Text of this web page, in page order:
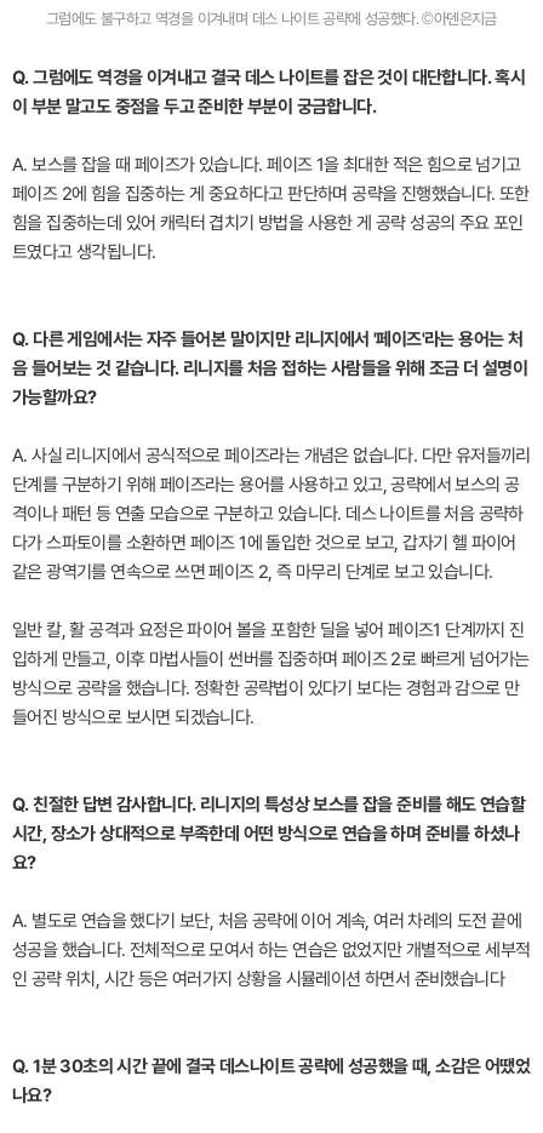
그럼에도 불구하고 역경을 이겨내며 데스 나이트 공략에 성공했다. ©아덴은지금
Q. 그럼에도 역경을 이겨내고 결국 데스 나이트를 잡은 것이 대단합니다. 혹시
이 부분 말고도 중점을 두고 준비한 부분이 궁금합니다.
A. 보스를 잡을 때 페이즈가 있습니다. 페이즈 1을 최대한 적은 힘으로 넘기고
페이즈 2에 힘을 집중하는 게 중요하다고 판단하며 공략을 진행했습니다. 또한
힘을 집중하는데 있어 캐릭터 겹치기 방법을 사용한 게 공략 성공의 주요 포인
트였다고 생각됩니다.
Q. 다른 게임에서는 자주 들어본 말이지만 리니지에서 '페이즈'라는 용어는 처
음 들어보는 것 같습니다. 리니지를 처음 접하는 사람들을 위해 조금 더 설명이
가능할까요?
A. 사실 리니지에서 공식적으로 페이즈라는 개념은 없습니다. 다만 유저들끼리
단계를 구분하기 위해 페이즈라는 용어를 사용하고 있고, 공략에서 보스의 공
격이나 패턴 등 연출 모습으로 구분하고 있습니다. 데스 나이트를 처음 공략하
다가 스파토이를 소환하면 페이즈 1에 돌입한 것으로 보고, 갑자기 헬 파이어
같은 광역기를 연속으로 쓰면 페이즈 2, 즉 마무리 단계로 보고 있습니다.
일반 칼, 활 공격과 요정은 파이어 볼을 포함한 딜을 넣어 페이즈1 단계까지 진
입하게 만들고, 이후 마법사들이 썬버를 집중하며 페이즈 2로 빠르게 넘어가는
방식으로 공략을 했습니다. 정확한 공략법이 있다기 보다는 경험과 감으로 만
들어진 방식으로 보시면 되겠습니다.
Q. 친절한 답변 감사합니다. 리니지의 특성상 보스를 잡을 준비를 해도 연습할
시간, 장소가 상대적으로 부족한데 어떤 방식으로 연습을 하며 준비를 하셨나
요?
A. 별도로 연습을 했다기 보단, 처음 공략에 이어 계속, 여러 차례의 도전 끝에
성공을 했습니다. 전체적으로 모여서 하는 연습은 없었지만 개별적으로 세부적
인 공략 위치, 시간 등은 여러가지 상황을 시뮬레이션 하면서 준비했습니다
Q. 1분 30초의 시간 끝에 결국 데스나이트 공략에 성공했을 때, 소감은 어땠었
나요?